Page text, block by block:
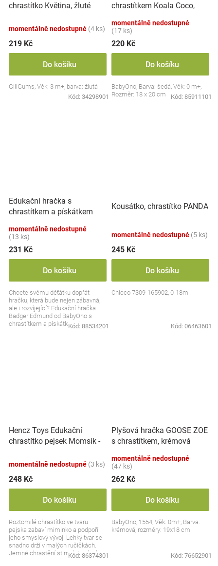
chrastítko Květina, žluté
momentálně nedostupné (4 ks)
219 Kč
Do košíku
GiliGums, Věk: 3 m+, barva: žlutá
Kód: 34298901
chrastítkem Koala Coco,
momentálně nedostupné
(17 ks)
220 Kč
Do košíku
BabyOno, Barva: šedá, Věk: 0 m+,
Rozměr: 18 x 20 cm
Kód: 85911101
Edukační hračka s
chrastítkem a pískátkem
momentálně nedostupné
(13 ks)
231 Kč
Do košíku
Chcete svému děťátku dopřát
hračku, která bude nejen zábavná,
ale i rozvíjející? Edukační hračka
Badger Edmund od BabyOno s
chrastítkem a pískátkem je
Kód: 88534201
Kousátko, chrastítko PANDA
momentálně nedostupné (5 ks)
245 Kč
Do košíku
Chicco 7309-165902, 0-18m
Kód: 06463601
Hencz Toys Edukační
chrastítko pejsek Momsík -
momentálně nedostupné (3 ks)
248 Kč
Do košíku
Roztomilé chrastítko ve tvaru
pejska zabaví miminko a podpoří
jeho smyslový vývoj. Lehký tvar se
snadno drží v malých ručičkách.
Jemné chrastění stimuluje sluch a
Kód: 86374301
Plyšová hračka GOOSE ZOE
s chrastítkem, krémová
momentálně nedostupné
(47 ks)
262 Kč
Do košíku
BabyOno, 1554, Věk: 0m+, Barva:
krémová, rozměry: 19x18 cm
Kód: 76652901